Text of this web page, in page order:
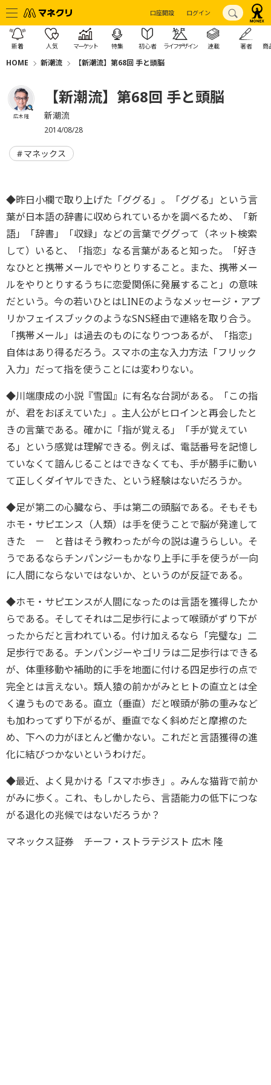
口座開設 ログイン
新着 人気 マーケット 特集 初心者 ライフデザイン 連載 著者 商
HOME 新潮流 【新潮流】第68回 手と頭脳
広木 隆
【新潮流】第68回 手と頭脳
新潮流
2014/08/28
マネックス
◆昨日小欄で取り上げた「ググる」。「ググる」という言
葉が日本語の辞書に収められているかを調べるため、「新
語」「辞書」「収録」などの言葉でググって（ネット検索
して）いると、「指恋」なる言葉があると知った。「好き
なひとと携帯メールでやりとりすること。また、携帯メー
ルをやりとりするうちに恋愛関係に発展すること」の意味
だという。今の若いひとはLINEのようなメッセージ・アプ
リかフェイスブックのようなSNS経由で連絡を取り合う。
「携帯メール」は過去のものになりつつあるが、「指恋」
自体はあり得るだろう。スマホの主な入力方法「フリック
入力」だって指を使うことには変わりない。
◆川端康成の小説『雪国』に有名な台詞がある。「この指
が、君をおぼえていた」。主人公がヒロインと再会したと
きの言葉である。確かに「指が覚える」「手が覚えてい
る」という感覚は理解できる。例えば、電話番号を記憶し
ていなくて諳んじることはできなくても、手が勝手に動い
て正しくダイヤルできた、という経験はないだろうか。
◆足が第二の心臓なら、手は第二の頭脳である。そもそも
ホモ・サピエンス（人類）は手を使うことで脳が発達して
きた － と昔はそう教わったが今の説は違うらしい。そ
うであるならチンパンジーもかなり上手に手を使うが一向
に人間にならないではないか、というのが反証である。
◆ホモ・サピエンスが人間になったのは言語を獲得したか
らである。そしてそれは二足歩行によって喉頭がずり下が
ったからだと言われている。付け加えるなら「完璧な」二
足歩行である。チンパンジーやゴリラは二足歩行はできる
が、体重移動や補助的に手を地面に付ける四足歩行の点で
完全とは言えない。類人猿の前かがみとヒトの直立とは全
く違うものである。直立（垂直）だと喉頭が肺の重みなど
も加わってずり下がるが、垂直でなく斜めだと摩擦のた
め、下への力がほとんど働かない。これだと言語獲得の進
化に結びつかないというわけだ。
◆最近、よく見かける「スマホ歩き」。みんな猫背で前か
がみに歩く。これ、もしかしたら、言語能力の低下につな
がる退化の兆候ではないだろうか？
マネックス証券 チーフ・ストラテジスト 広木 隆